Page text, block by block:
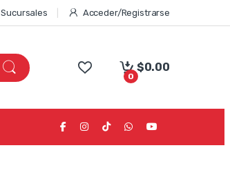
Sucursales Acceder/Registrarse
0
$0.00